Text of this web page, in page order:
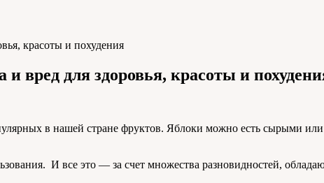
красоты и похудения
вред для здоровья, красоты и
в нашей стране фруктов. Яблоки можно есть сырыми или
И все это — за счет множества разновидностей,